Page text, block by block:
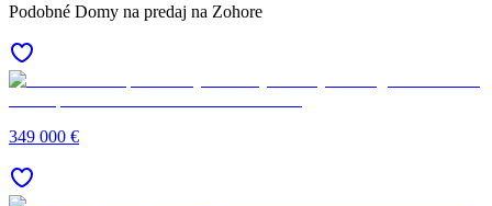
Podobné Domy na predaj na Zohore
349 000 €